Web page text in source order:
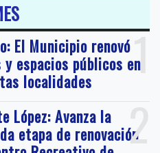
1
El Municipio renovó
y espacios públicos en
localidades
2
López: Avanza la
etapa de renovación